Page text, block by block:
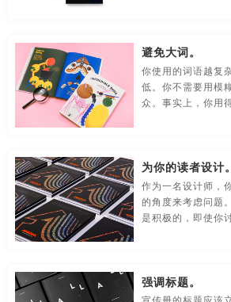
农业/农产品-品牌策划 平面-品牌策划 汽
商标-设计，注册 商场-品牌策划 商业-
视频-品牌策划 体育-品牌策划
文字-品牌策划 物流-品牌策划 物业-品
纸盒-品牌策划 主题-品牌策划 专卖店-品
避免大词。
你使用的词语越复
低。你不需要用模
众。事实上，你用
为你的读者设计。
作为一名设计师，
的角度来考虑问题
是积极的，即使你
强调标题。